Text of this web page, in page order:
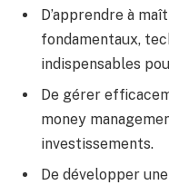
D’apprendre à
fondamentaux,
indispensables
De gérer
money
investissements.
De développer